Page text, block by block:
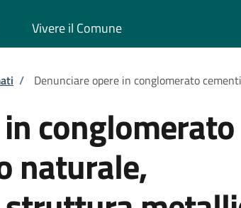
Vivere il Comune
/ Denunciare opere in conglomerato
conglomerato
naturale,